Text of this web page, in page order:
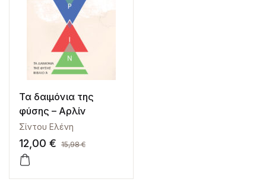
Τα δαιμόνια της
φύσης – Αρλίν
Σίντου Ελένη
12,00 € 15,98€